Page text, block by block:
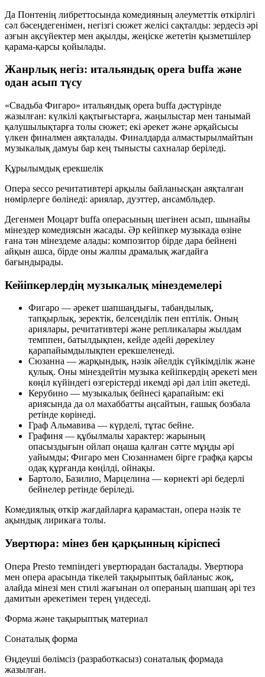
Да Понтенің либреттосында комедияның әлеуметтік өткірлігі
сәл бәсеңдегенімен, негізгі сюжет желісі сақталды: зердесіз әрі
азғын ақсүйектер мен ақылды, жеңіске жететін қызметшілер
қарама-қарсы қойылады.
Жанрлық негіз: итальяндық opera buffa және
одан асып түсу
«Свадьба Фигаро» итальяндық opera buffa дәстүрінде
жазылған: күлкілі қақтығыстарға, жаңылыстар мен танымай
қалушылықтарға толы сюжет; екі әрекет және әрқайсысы
үлкен финалмен аяқталады. Финалдарда алмастырылмайтын
музыкалық дамуы бар кең тынысты сахналар беріледі.
Құрылымдық ерекшелік
Опера secco речитативтері арқылы байланысқан аяқталған
нөмірлерге бөлінеді: ариялар, дуэттер, ансамбльдер.
Дегенмен Моцарт buffa операсының шегінен асып, шынайы
мінездер комедиясын жасады. Әр кейіпкер музыкада өзіне
ғана тән мінездеме алады: композитор бірде дара бейнені
айқын ашса, бірде оны жалпы драмалық жағдайға
бағындырады.
Кейіпкерлердің музыкалық мінездемелері
Фигаро — әрекет шапшаңдығы, табандылық,
тапқырлық, зеректік, белсенділік пен ептілік. Оның
ариялары, речитативтері және репликалары жылдам
темппен, батылдықпен, кейде әдейі дөрекілеу
қарапайымдылықпен ерекшеленеді.
Сюзанна — жарқындық, нәзік әйелдік сүйкімділік және
қулық. Оны мінездейтін музыка кейіпкердің әрекеті мен
көңіл күйіндегі өзгерістерді икемді әрі дәл іліп әкетеді.
Керубино — музыкалық бейнесі қарапайым: екі
ариясында да ол махаббатты аңсайтын, ғашық бозбала
ретінде көрінеді.
Граф Альмавива — күрделі, тұтас бейне.
Графиня — құбылмалы характер: жарының
опасыздығын ойлап оңаша қалған сәтте мұңды әрі
уайымды; Фигаро мен Сюзаннамен бірге графқа қарсы
одақ құрғанда көңілді, ойнақы.
Бартоло, Базилио, Марцелина — көрнекті әрі бедерлі
бейнелер ретінде беріледі.
Комедиялық өткір жағдайларға қарамастан, опера нәзік те
ақындық лирикаға толы.
Увертюра: мінез бен қарқынның кіріспесі
Опера Presto темпіндегі увертюрадан басталады. Увертюра
мен опера арасында тікелей тақырыптық байланыс жоқ,
алайда мінезі мен стилі жағынан ол операның шапшаң әрі тез
дамитын әрекетімен терең үндеседі.
Форма және тақырыптық материал
Сонаталық форма
Өңдеуші бөлімсіз (разработкасыз) сонаталық формада
жазылған.